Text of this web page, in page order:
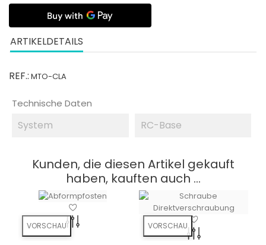
ARTIKELDETAILS
REF.: MTO-CLA
Technische Daten
System RC-Base
Kunden, die diesen Artikel gekauft
haben, kauften auch ...
VORSCHAU VORSCHAU